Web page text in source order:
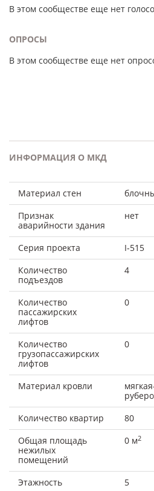
В этом сообществе еще нет
ОПРОСЫ
В этом сообществе еще нет
ИНФОРМАЦИЯ О МКД
Материал стен
Признак
аварийности здания
нет
Серия проекта
I-515
Количество
подъездов
4
Количество
пассажирских
лифтов
0
Количество
грузопассажирских
лифтов
0
Материал кровли
Количество квартир
80
Общая площадь
нежилых
помещений
0 м2
Этажность 5